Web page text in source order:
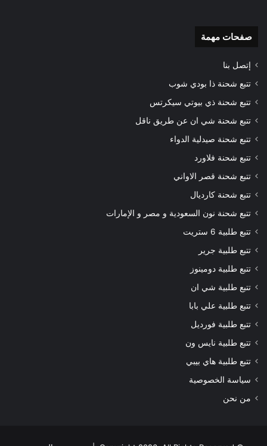
صفحات مهمة
إتصل بنا
تتبع شحنة ذا بودي شوب
تتبع شحنة ذي بيوتي سيكرتس
تتبع شحنة شي ان عن طريق ناقل
تتبع شحنة صيدلية الدواء
تتبع شحنة فلاورد
تتبع شحنة قصر الاواني
تتبع شحنة كارديال
تتبع شحنة نون السعودية و مصر و الإمارات
تتبع طلبية 6 ستريت
تتبع طلبية جرير
تتبع طلبية دومينوز
تتبع طلبية شي ان
تتبع طلبية علي بابا
تتبع طلبية فورديل
تتبع طلبية نايس ون
تتبع طلبية هاي بيبي
سياسة الخصوصية
من نحن